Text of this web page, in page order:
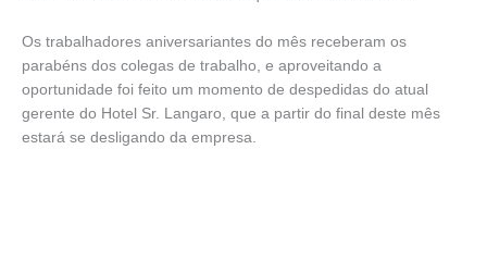
Os trabalhadores aniversariantes do mês receberam os
parabéns dos colegas de trabalho, e aproveitando a
oportunidade foi feito um momento de despedidas do atual
gerente do Hotel Sr. Langaro, que a partir do final deste mês
estará se desligando da empresa.